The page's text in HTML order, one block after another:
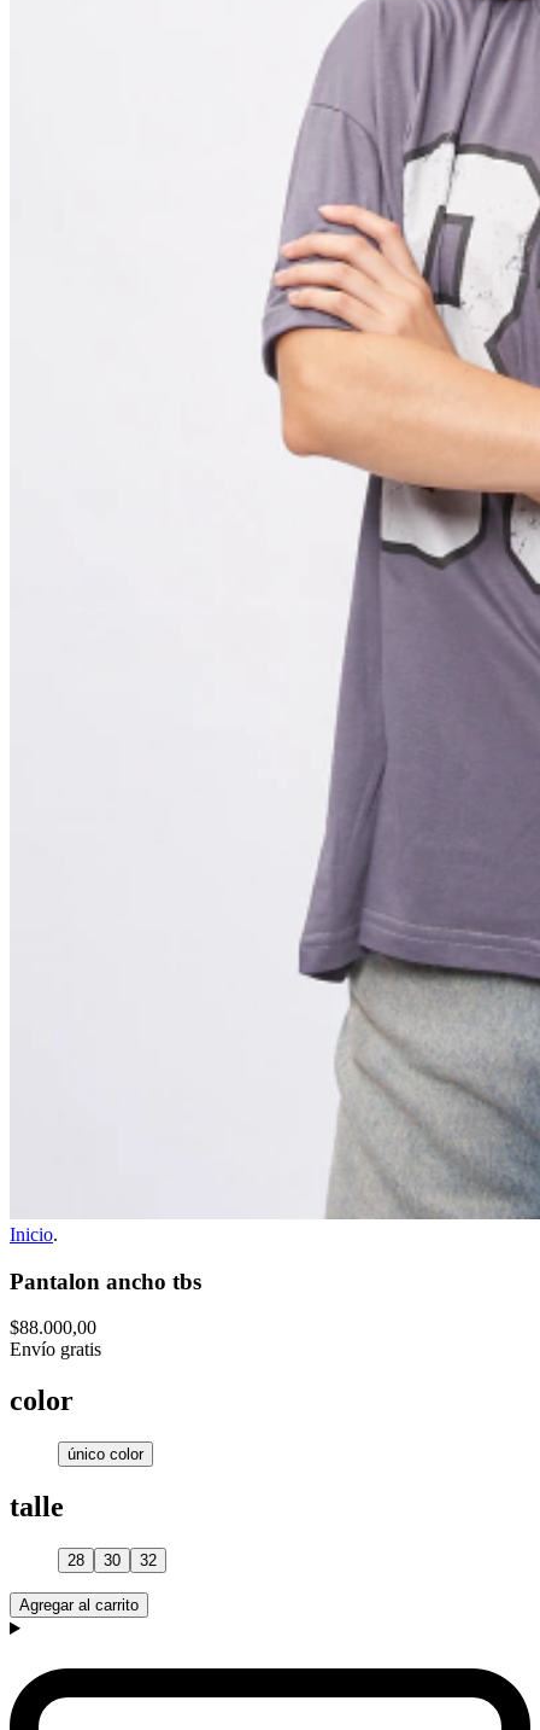
Inicio.
Pantalon ancho tbs
$88.000,00
Envío gratis
color
único color
talle
28 30 32
Agregar al carrito